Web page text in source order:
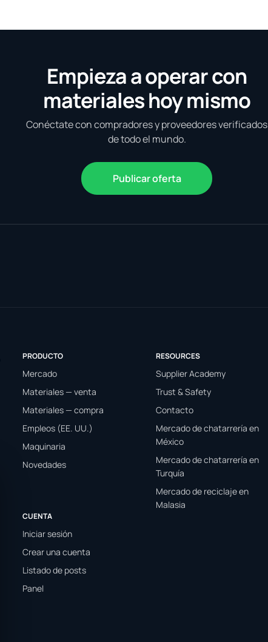
Empieza a operar con
materiales hoy mismo
Conéctate con compradores y proveedores verificados
de todo el mundo.
Publicar oferta
PRODUCTO
Mercado
Materiales — venta
Materiales — compra
Empleos (EE. UU.)
Maquinaria
Novedades
RESOURCES
Supplier Academy
Trust & Safety
Contacto
Mercado de chatarrería en
México
Mercado de chatarrería en
Turquía
Mercado de reciclaje en
Malasia
CUENTA
Iniciar sesión
Crear una cuenta
Listado de posts
Panel